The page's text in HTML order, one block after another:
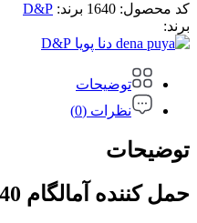
کد محصول: 1640 برند: D&P
برند:
D&P
توضیحات
نظرات (0)
توضیحات
حمل کننده آمالگام 1640